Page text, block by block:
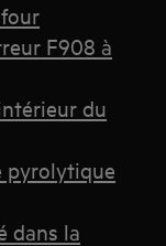
F908 à
du
pyrolytique
dans la